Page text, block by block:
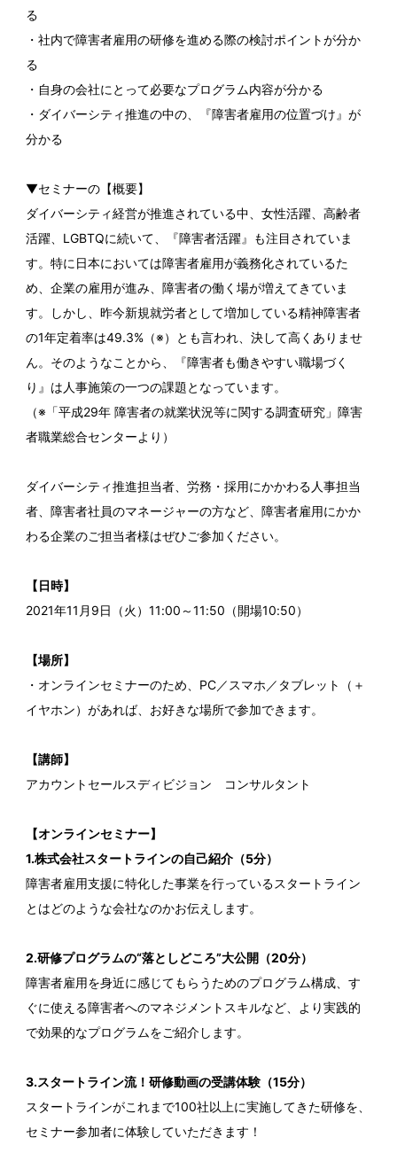
る
・社内で障害者雇用の研修を進める際の検討ポイントが分か
る
・自身の会社にとって必要なプログラム内容が分かる
・ダイバーシティ推進の中の、『障害者雇用の位置づけ』が
分かる
▼セミナーの【概要】
ダイバーシティ経営が推進されている中、女性活躍、高齢者
活躍、LGBTQに続いて、『障害者活躍』も注目されていま
す。特に日本においては障害者雇用が義務化されているた
め、企業の雇用が進み、障害者の働く場が増えてきていま
す。しかし、昨今新規就労者として増加している精神障害者
の1年定着率は49.3%（※）とも言われ、決して高くありませ
ん。そのようなことから、『障害者も働きやすい職場づく
り』は人事施策の一つの課題となっています。
（※「平成29年 障害者の就業状況等に関する調査研究」障害
者職業総合センターより）
ダイバーシティ推進担当者、労務・採用にかかわる人事担当
者、障害者社員のマネージャーの方など、障害者雇用にかか
わる企業のご担当者様はぜひご参加ください。
【日時】
2021年11月9日（火）11:00～11:50（開場10:50）
【場所】
・オンラインセミナーのため、PC／スマホ／タブレット（＋
イヤホン）があれば、お好きな場所で参加できます。
【講師】
アカウントセールスディビジョン コンサルタント
【オンラインセミナー】
1.株式会社スタートラインの自己紹介（5分）
障害者雇用支援に特化した事業を行っているスタートライン
とはどのような会社なのかお伝えします。
2.研修プログラムの“落としどころ”大公開（20分）
障害者雇用を身近に感じてもらうためのプログラム構成、す
ぐに使える障害者へのマネジメントスキルなど、より実践的
で効果的なプログラムをご紹介します。
3.スタートライン流！研修動画の受講体験（15分）
スタートラインがこれまで100社以上に実施してきた研修を、
セミナー参加者に体験していただきます！